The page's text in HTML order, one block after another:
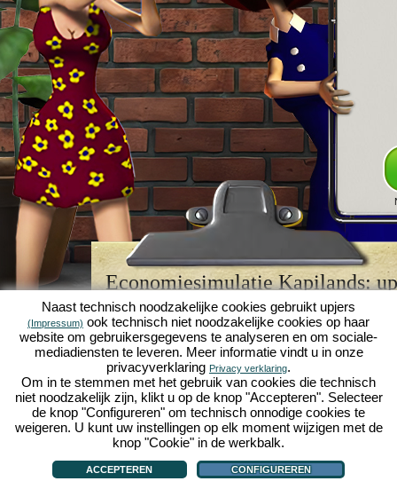
Economiesimulatie Kapilands:
browserspellegende
Kapilands is een van de bestebrowserspellenvan
retrogamevoor fans van economiesimulaties. Het
werd ooit uitgeroepen tot "MMO van het jaar" en is
een genot voor fans van strategische
online
je eigen zakenimperium opbouwen en carrière
economiesimulaties!
Naast technisch noodzakelijke cookies gebruikt upjers
(Impressum) ook technisch niet noodzakelijke cookies op haar
website om gebruikersgegevens te analyseren en om sociale-
mediadiensten te leveren. Meer informatie vindt u in onze
privacyverklaring Privacy verklaring.
Om in te stemmen met het gebruik van cookies die technisch
niet noodzakelijk zijn, klikt u op de knop "Accepteren". Selecteer
de knop "Configureren" om technisch onnodige cookies te
weigeren. U kunt uw instellingen op elk moment wijzigen met de
knop "Cookie" in de werkbalk.
ACCEPTEREN CONFIGUREREN